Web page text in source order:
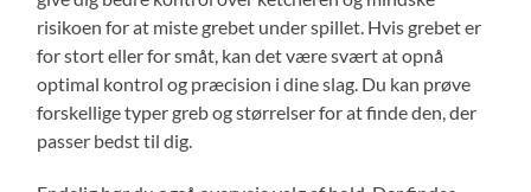
risikoen for at miste grebet under spillet. Hvis grebet er
for stort eller for småt, kan det være svært at opnå
optimal kontrol og præcision i dine slag. Du kan prøve
forskellige typer greb og størrelser for at finde den, der
passer bedst til dig.